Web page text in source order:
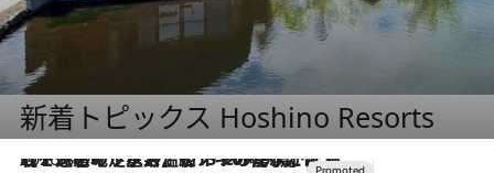
新着トピックス Hoshino Resorts
2026.8.7
【トンボの足水浴】ヒノキの香りに包まれて涼感マックス！約13℃の湧水かけ流しを避暑地「星野温泉 トンボの湯」で体験